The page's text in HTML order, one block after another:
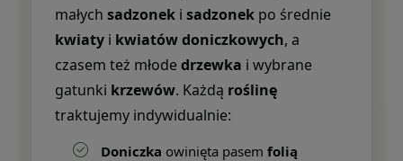
małych sadzonek i sadzonek po średnie
kwiaty i kwiatów doniczkowych, a
czasem też młodedrzewka i wybrane
gatunki krzewów. Każdą roślinę
traktujemy indywidualnie:
Doniczka owinięta pasem folią